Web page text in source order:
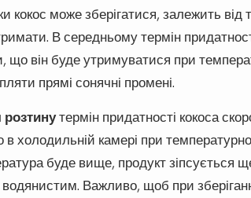
кокос може зберігатися, залежить від
В середньому термін
що він буде утримуватися при
прямі сонячні промені.
розтинутермін придатності кокоса
в холодильній камері при
буде вище, продукт зіпсується
Важливо, щоб при